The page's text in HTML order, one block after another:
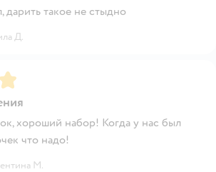
дарить такое не стыдно
Д.
хороший набор! Когда у нас был
что надо!
М.